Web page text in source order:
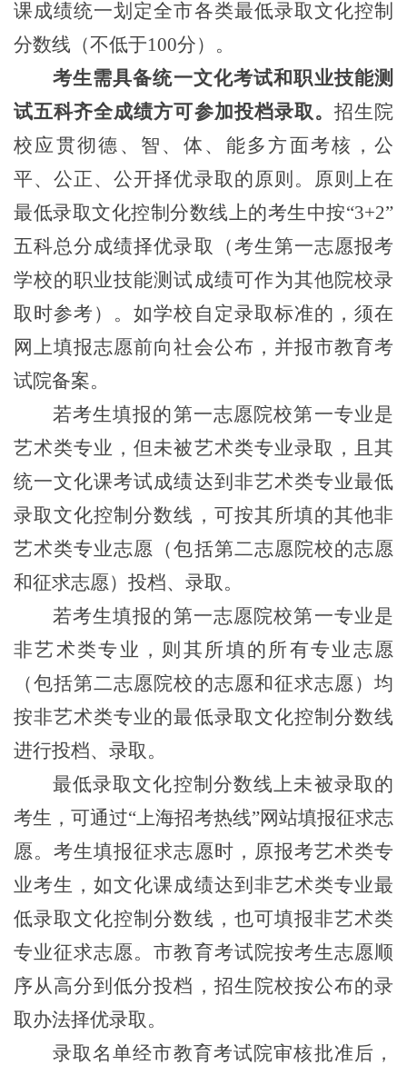
课成绩统一划定全市各类最低录取文化控制
分数线（不低于100分）。
考生需具备统一文化考试和职业技能测
试五科齐全成绩方可参加投档录取。 招生院
校应贯彻德、智、体、能多方面考核，公
平、公正、公开择优录取的原则。原则上在
最低录取文化控制分数线上的考生中按“3+2”
五科总分成绩择优录取（考生第一志愿报考
学校的职业技能测试成绩可作为其他院校录
取时参考）。如学校自定录取标准的，须在
网上填报志愿前向社会公布，并报市教育考
试院备案。
若考生填报的第一志愿院校第一专业是
艺术类专业，但未被艺术类专业录取，且其
统一文化课考试成绩达到非艺术类专业最低
录取文化控制分数线，可按其所填的其他非
艺术类专业志愿（包括第二志愿院校的志愿
和征求志愿）投档、录取。
若考生填报的第一志愿院校第一专业是
非艺术类专业，则其所填的所有专业志愿
（包括第二志愿院校的志愿和征求志愿）均
按非艺术类专业的最低录取文化控制分数线
进行投档、录取。
最低录取文化控制分数线上未被录取的
考生，可通过“上海招考热线”网站填报征求志
愿。考生填报征求志愿时，原报考艺术类专
业考生，如文化课成绩达到非艺术类专业最
低录取文化控制分数线，也可填报非艺术类
专业征求志愿。市教育考试院按考生志愿顺
序从高分到低分投档，招生院校按公布的录
取办法择优录取。
录取名单经市教育考试院审核批准后，